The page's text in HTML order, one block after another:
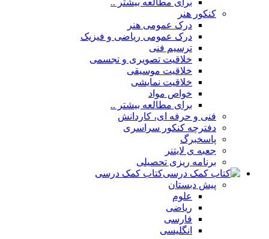
کنکور هنر
درک عمومی هنر
درک عمومی ریاضی و فیزیک
ترسیم فنی
خلاقیت تصویری و تجسمی
خلاقیت موسیقی
خلاقیت نمایشی
خواص مواد
برای مطالعه بیشتر ..
فنی و حرفه ای، کاردانش
دفترچه کنکور سراسری
پاسخبرگ
جعبه ی لایتنر
برنامه ریزی تحصیلی
کتاب کمک درسی
پیش دبستان
علوم
ریاضی
فارسی
انگلیسی